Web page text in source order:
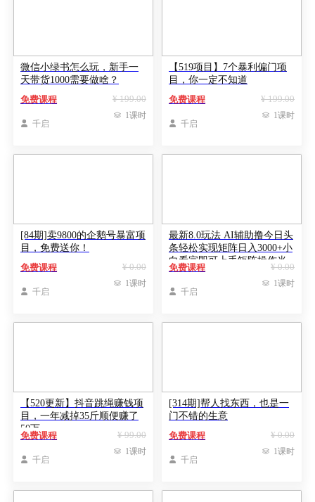
微信小绿书怎么玩，新手一
天带货1000需要做啥？
¥ 199.00
免费课程
 千启
 1课时
【519项目】7个暴利偏门项
目，你一定不知道
¥ 199.00
免费课程
 千启
 1课时
[84期]卖9800的企鹅号暴富项
目，免费送你！
¥ 0.00
免费课程
 千启
 1课时
最新8.0玩法 AI辅助撸今日头
条轻松实现矩阵日入3000+小
白看完即可上手矩阵操作当
下最火 收益最快
¥ 0.00
免费课程
 千启
 1课时
【520更新】抖音跳绳赚钱项
目，一年减掉35斤顺便赚了
50万
¥ 99.00
免费课程
 千启
 1课时
[314期]帮人找东西，也是一
门不错的生意
¥ 0.00
免费课程
 千启
 1课时